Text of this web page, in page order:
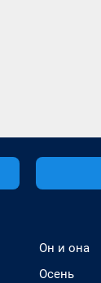
Он и она
Осень